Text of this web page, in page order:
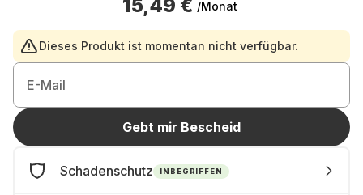
15,49 € /Monat
Dieses Produkt ist momentan nicht verfügbar.
E-Mail
Gebt mir Bescheid
Schadenschutz INBEGRIFFEN